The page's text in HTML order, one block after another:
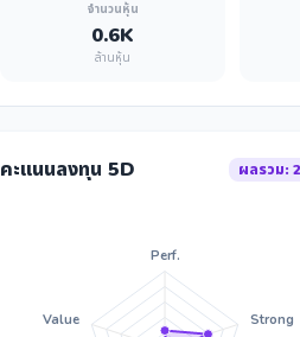
จำนวนหุ้น
0.6K
ล้านหุ้น
คะแนนลงทุน 5D ผลรวม:
Perf.
Strong
Value